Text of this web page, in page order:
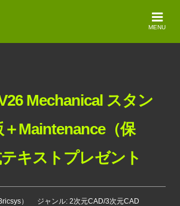
MENU
Mechanical スタン
＋Maintenance（保
キストプレゼント
） ジャンル: 2次元CAD/3次元CAD